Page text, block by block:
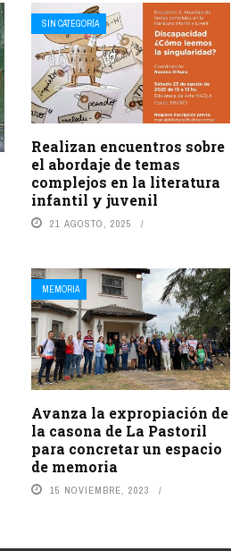
SIN CATEGORÍA
Realizan encuentros sobre
el abordaje de temas
complejos en la literatura
infantil y juvenil
21 AGOSTO, 2025
MEMORIA
Avanza la expropiación de
la casona de La Pastoril
para concretar un espacio
de memoria
15 NOVIEMBRE, 2023